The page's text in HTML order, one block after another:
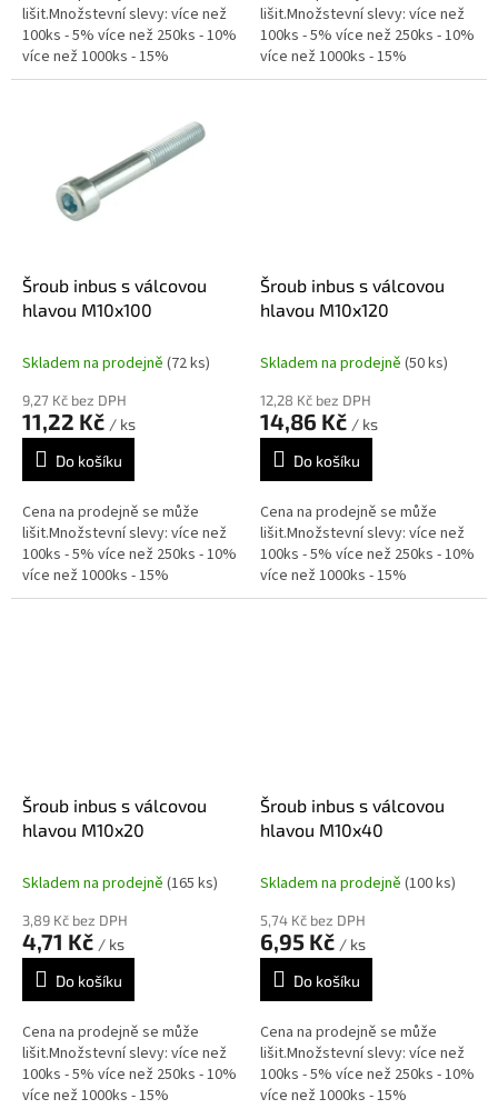
lišit.Množstevní slevy: více než
100ks - 5% více než 250ks - 10%
více než 1000ks - 15%
lišit.Množstevní slevy: více než
100ks - 5% více než 250ks - 10%
více než 1000ks - 15%
Šroub inbus s válcovou
hlavou M10x100
Skladem na prodejně (72 ks)
9,27 Kč bez DPH
11,22 Kč / ks
Do košíku
Cena na prodejně se může
lišit.Množstevní slevy: více než
100ks - 5% více než 250ks - 10%
více než 1000ks - 15%
Šroub inbus s válcovou
hlavou M10x120
Skladem na prodejně (50 ks)
12,28 Kč bez DPH
14,86 Kč / ks
Do košíku
Cena na prodejně se může
lišit.Množstevní slevy: více než
100ks - 5% více než 250ks - 10%
více než 1000ks - 15%
Šroub inbus s válcovou
hlavou M10x20
Skladem na prodejně (165 ks)
3,89 Kč bez DPH
4,71 Kč / ks
Do košíku
Cena na prodejně se může
lišit.Množstevní slevy: více než
100ks - 5% více než 250ks - 10%
více než 1000ks - 15%
Šroub inbus s válcovou
hlavou M10x40
Skladem na prodejně (100 ks)
5,74 Kč bez DPH
6,95 Kč / ks
Do košíku
Cena na prodejně se může
lišit.Množstevní slevy: více než
100ks - 5% více než 250ks - 10%
více než 1000ks - 15%